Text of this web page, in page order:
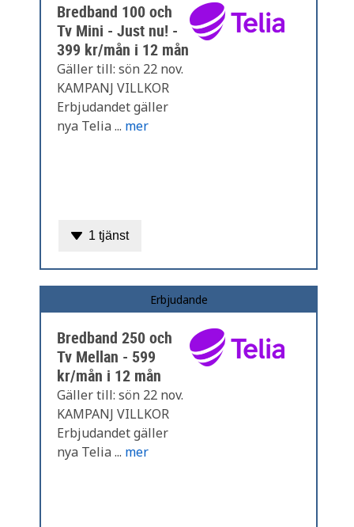
Bredband 100 och
Tv Mini - Just nu! -
399 kr/mån i 12 mån
Gäller till: sön 22 nov.
KAMPANJ VILLKOR
Erbjudandet gäller
nya Telia ... mer
1 tjänst
Erbjudande
Bredband 250 och
Tv Mellan - 599
kr/mån i 12 mån
Gäller till: sön 22 nov.
KAMPANJ VILLKOR
Erbjudandet gäller
nya Telia ... mer